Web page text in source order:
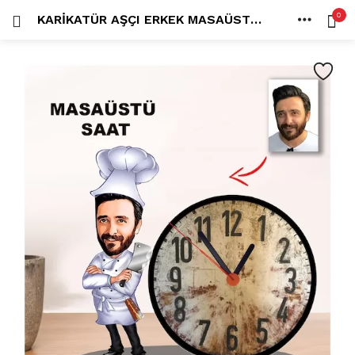
KARIKATÜR AŞÇI ERKEK MASAÜSTÜ SAAT 1 0
PAYLAŞ
Beni hatırla
Şifremi mi kaybettim?
ANLORD (6)
HİLALİN RENKLİ DÜNYASI (0)
Kampanyalı Ürünler (13)
Karikatür Anahtarlık (14)
Karikatür Erkek Anahtarlık (14)
Karikatür Biblo (289)
Karikatür Aile Biblo (2)
Karikatür Erkek Biblo (127)
Karikatür Kadın Biblo (71)
Karikatür Sevgili Biblo (89)